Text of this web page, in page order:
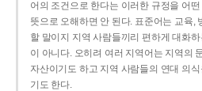
어의 조건으로 한다는 이러한 규정을 어
뜻으로 오해하면 안 된다. 표준어는 교육,
할 말이지 지역 사람들끼리 편하게 대화
이 아니다. 오히려 여러 지역어는 지역의
자산이기도 하고 지역 사람들의 연대 의
기도 한다.